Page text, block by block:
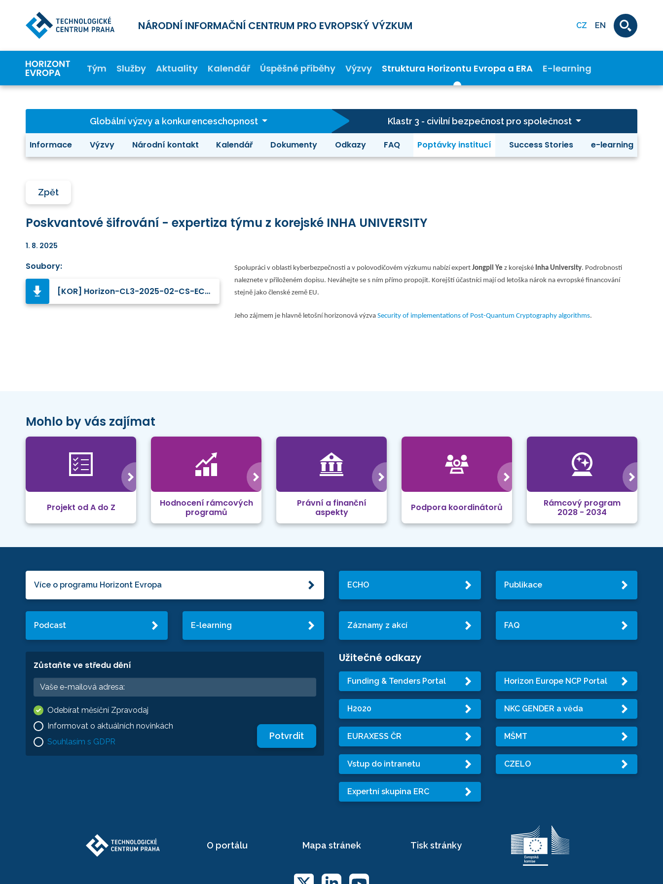
NÁRODNÍ INFORMAČNÍ CENTRUM PRO EVROPSKÝ VÝZKUM CZ EN
Tým Služby Aktuality Kalendář Úspěšné příběhy Výzvy Struktura Horizontu Evropa a ERA E-learning
Globální výzvy a konkurenceschopnost Klastr 3 - civilní bezpečnost pro společnost
Informace Výzvy Národní kontakt Kalendář Dokumenty Odkazy FAQ Poptávky institucí Success Stories e-learning
Zpět
Poskvantové šifrování - expertiza týmu z korejské INHA UNIVERSITY
1. 8. 2025
Soubory:
[KOR] Horizon-CL3-2025-02-CS-ECCC-05.docx
Spolupráci v oblasti kyberbezpečnosti a v polovodičovém výzkumu nabízí expert Jongpil Ye z korejské Inha University. Podrobnosti
naleznete v přiloženém dopisu. Neváhejte se s ním přímo propojit. Korejští účastníci mají od letoška nárok na evropské financování
stejně jako členské země EU.
Jeho zájmem je hlavně letošní horizonová výzva Security of implementations of Post-Quantum Cryptography algorithms.
Mohlo by vás zajímat
Projekt od A do Z
Hodnocení rámcových
programů
Právní a finanční
aspekty
Podpora koordinátorů
Rámcový program
2028 - 2034
Více o programu Horizont Evropa
Podcast E-learning
Zůstaňte ve středu dění
Odebírat měsíční Zpravodaj
Informovat o aktuálních novinkách
Souhlasím s GDPR
Potvrdit
ECHO Publikace
Záznamy z akcí FAQ
Užitečné odkazy
Funding & Tenders Portal Horizon Europe NCP Portal
H2020 NKC GENDER a věda
EURAXESS ČR MŠMT
Vstup do intranetu CZELO
Expertní skupina ERC
O portálu Mapa stránek Tisk stránky